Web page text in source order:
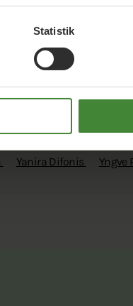
Statistik
Lindström
Ola Ovesson Ove
Ralf Nymberg
Ulf Anders Pyk
Yanira Difonis Yngve